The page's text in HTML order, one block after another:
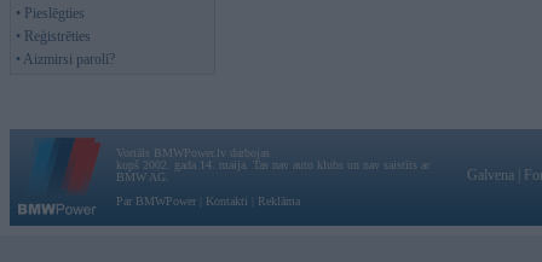
• Pieslēgties
• Reģistrēties
• Aizmirsi paroli?
Vortāls BMWPower.lv darbojas
kopš 2002. gada 14. maija. Tas nav auto klubs un nav saistīts ar
BMW AG.
Par BMWPower
Kontakti Reklāma
Galvena